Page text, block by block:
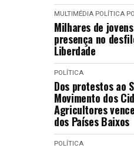
MULTIMÉDIA POLÍTICA
Milhares de
presença no
Liberdade
POLÍTICA
Dos protestos ao
Movimento dos
Agricultores
dos Países Baixos
POLÍTICA